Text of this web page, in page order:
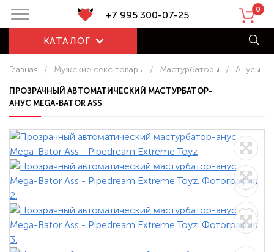
+7 995 300-07-25 0
КАТАЛОГ
Главная / Мужские секс товары / Мастурбаторы / Анусы
ПРОЗРАЧНЫЙ АВТОМАТИЧЕСКИЙ МАСТУРБАТОР-
АНУС MEGA-BATOR ASS